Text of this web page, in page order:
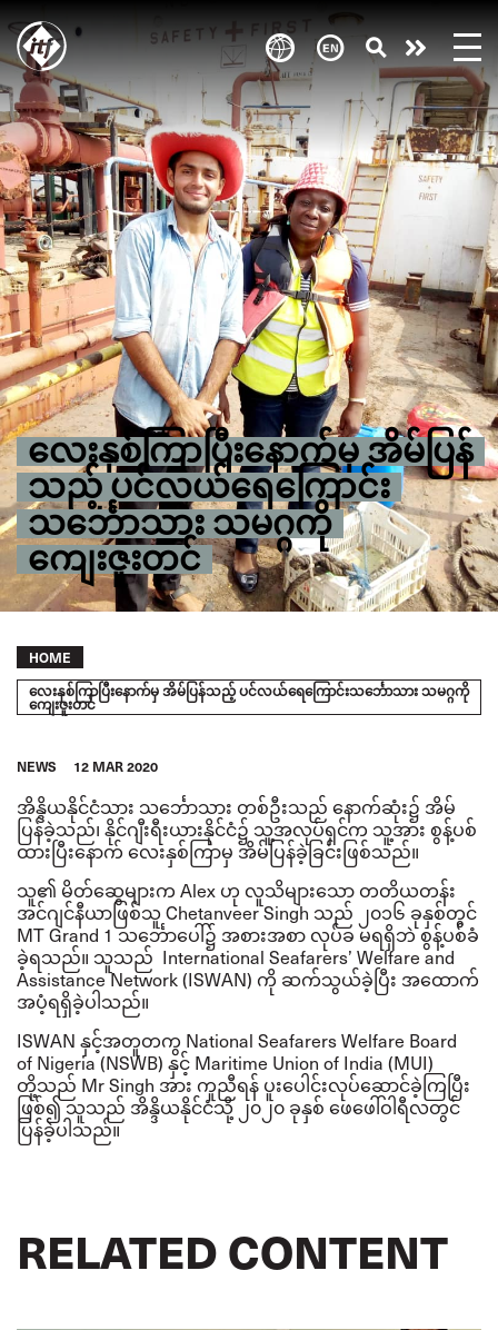
Skip
to
main
content
လေးနှစ်ကြာပြီးနောက်မှ အိမ်ပြန်
သည့် ပင်လယ်ရေကြောင်း
သင်္ဘောသား သမဂ္ဂကို
ကျေးဇူးတင်
Take
action
Breadcrumb
HOME
လေးနှစ်ကြာပြီးနောက်မှ အိမ်ပြန်သည့် ပင်လယ်ရေကြောင်းသင်္ဘောသား သမဂ္ဂကို
ကျေးဇူးတင်
NEWS 12 MAR 2020
အိန္ဒိယနိုင်ငံသား သင်္ဘောသား တစ်ဦးသည် နောက်ဆုံး၌ အိမ်
ပြန်ခဲ့သည်၊ နိုင်ဂျီးရီးယားနိုင်ငံ၌ သူ့အလုပ်ရှင်က သူ့အား စွန့်ပစ်
ထားပြီးနောက် လေးနှစ်ကြာမှ အိမ်ပြန်ခဲ့ခြင်းဖြစ်သည်။
သူ၏ မိတ်ဆွေများက Alex ဟု လူသိများသော တတိယတန်း
အင်ဂျင်နီယာဖြစ်သူChetanveer Singh သည် ၂၀၁၆ ခုနှစ်တွင်
MT Grand 1သင်္ဘောပေါ်၌ အစားအစာ လုပ်ခ မရရှိဘဲ စွန့်ပစ်ခံ
ခဲ့ရသည်။ သူသည် International Seafarers’ Welfare and
Assistance Network (ISWAN) ကို ဆက်သွယ်ခဲ့ပြီး အထောက်
အပံ့ရရှိခဲ့ပါသည်။
ISWAN နှင့်အတူတကွ National Seafarers Welfare Board
of Nigeria (NSWB) နှင့် Maritime Union of India (MUI)
တို့သည် Mr Singh အား ကူညီရန် ပူးပေါင်းလုပ်ဆောင်ခဲ့ကြပြီး
ဖြစ်၍ သူသည် အိန္ဒိယနိုင်ငံသို့ ၂၀၂၀ ခုနှစ် ဖေဖေါ်ဝါရီလတွင်
ပြန်ခဲ့ပါသည်။
RELATED CONTENT